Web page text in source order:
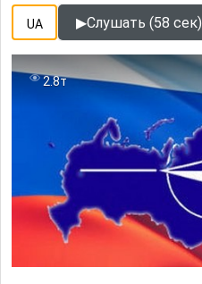
UA ▶Слушать (58 сек)
2.8т